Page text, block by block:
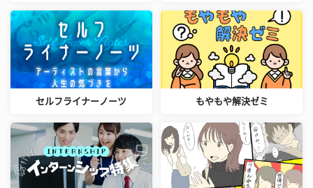
セルフライナーノーツ もやもや解決ゼミ